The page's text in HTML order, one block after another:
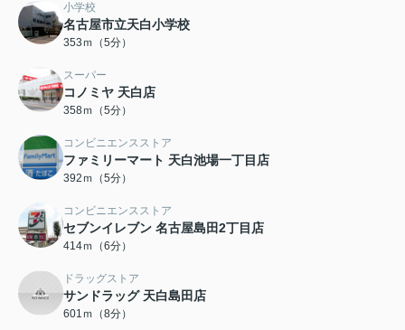
小学校
名古屋市立天白小学校
353ｍ（5分）
スーパー
コノミヤ 天白店
358ｍ（5分）
コンビニエンスストア
ファミリーマート 天白池場一丁目店
392ｍ（5分）
コンビニエンスストア
セブンイレブン 名古屋島田2丁目店
414ｍ（6分）
ドラッグストア
サンドラッグ 天白島田店
601ｍ（8分）